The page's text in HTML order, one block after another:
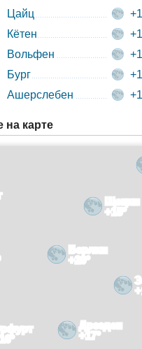
Цайц
Кётен
Вольфен
Бург
Ашерслебен
на карте
Берлин
+20°
Дрезден
+17°
Щецин
+15°